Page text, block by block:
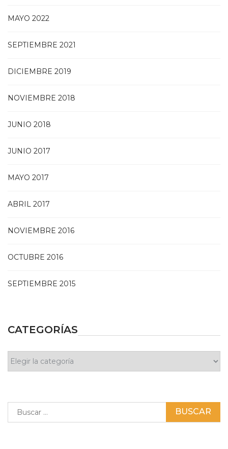
MAYO 2022
SEPTIEMBRE 2021
DICIEMBRE 2019
NOVIEMBRE 2018
JUNIO 2018
JUNIO 2017
MAYO 2017
ABRIL 2017
NOVIEMBRE 2016
OCTUBRE 2016
SEPTIEMBRE 2015
CATEGORÍAS